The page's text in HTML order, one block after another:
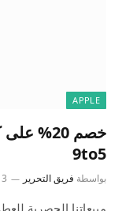
APPLE
9to5
بواسطة فريق التحرير 13